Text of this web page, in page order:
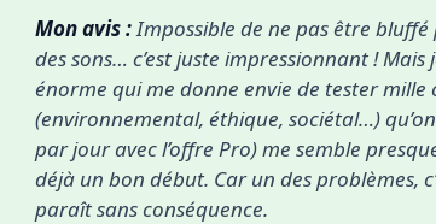
Mon avis : Impossible de ne pas être bluffé
des sons… c’est juste impressionnant !
énorme qui me donne envie de tester mille
(environnemental, éthique, sociétal…)
par jour avec l’offre Pro) me semble
déjà un bon début. Car un des problèmes,
paraît sans conséquence.